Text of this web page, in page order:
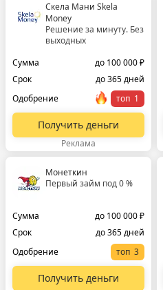
Скела Мани Skela
Money
Решение за минуту. Без
выходных
Сумма
до 100 000 ₽
Срок
до 365 дней
Одобрение
топ
Получить деньги
Реклама
Монеткин
Первый займ под 0 %
Сумма
до 100 000 ₽
Срок
до 365 дней
Одобрение
топ
Получить деньги